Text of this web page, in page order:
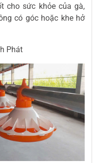
cho sức khỏe của gà,
có góc hoặc khe hở
Phát